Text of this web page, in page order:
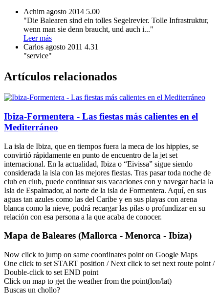
Achim agosto 2014 5.00
"Die Balearen sind ein tolles Segelrevier. Tolle Infrastruktur,
wenn man sie denn braucht, und auch i..."
Leer más
Carlos agosto 2011 4.31
"service"
Artículos relacionados
Ibiza-Formentera - Las fiestas más calientes en el
Mediterráneo
La isla de Ibiza, que en tiempos fuera la meca de los hippies, se
convirtió rápidamente en punto de encuentro de la jet set
internacional. En la actualidad, Ibiza o “Eivissa” sigue siendo
considerada la isla con las mejores fiestas. Tras pasar toda noche de
club en club, puede continuar sus vacaciones con y navegar hacia la
Isla de Espalmador, al norte de la isla de Formentera. Aquí, en sus
aguas tan azules como las del Caribe y en sus playas con arena
blanca como la nieve, podrá recargar las pilas o profundizar en su
relación con esa persona a la que acaba de conocer.
Mapa de Baleares (Mallorca - Menorca - Ibiza)
Now click to jump on same coordinates point on Google Maps
One click to set START position / Next click to set next route point /
Double-click to set END point
Click on map to get the weather from the point(lon/lat)
Buscas un chollo?